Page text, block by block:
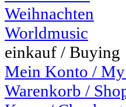
Weihnachten
Worldmusic
einkauf / Buying
Mein Konto /
Warenkorb /